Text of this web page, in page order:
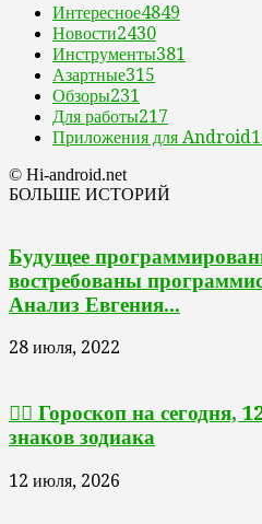
Интересное4849
Новости2430
Инструменты381
Азартные315
Обзоры231
Для работы217
Приложения для Android
© Hi-android.net
БОЛЬШЕ ИСТОРИЙ
Будущее
востребованы
Анализ Евгения...
28 июля, 2022
🧙‍♀ Гороскоп на сегодня,
знаков зодиака
12 июля, 2026